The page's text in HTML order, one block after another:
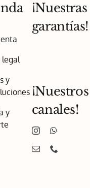
legal
y
y
¡Nuestras
garantías!
¡Nuestros
canales!